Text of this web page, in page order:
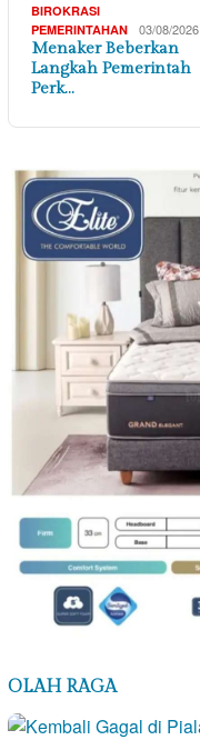
BIROKRASI
PEMERINTAHAN
03/08/2026
Menaker Beberkan
Langkah Pemerintah
Perk…
OLAH RAGA